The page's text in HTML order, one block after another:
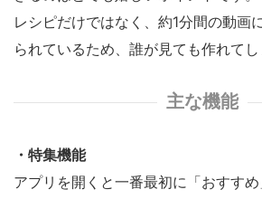
レシピだけではなく、約1分間の動画
られているため、誰が見ても作れてし
主な機能
・特集機能
アプリを開くと一番最初に「おすす